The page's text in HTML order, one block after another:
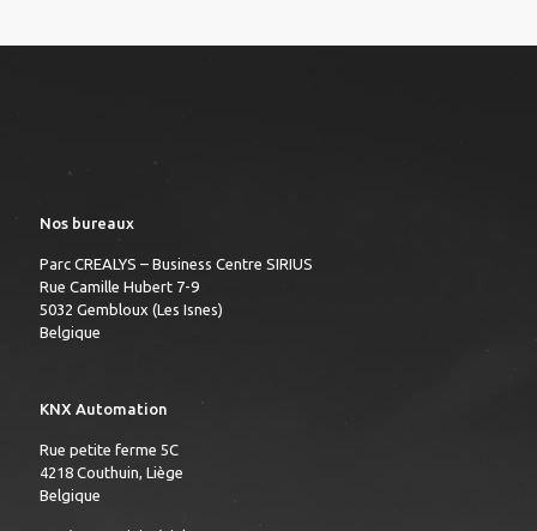
Nos bureaux
Parc CREALYS – Business Centre SIRIUS
Rue Camille Hubert 7-9
5032 Gembloux (Les Isnes)
Belgique
KNX Automation
Rue petite ferme 5C
4218 Couthuin, Liège
Belgique